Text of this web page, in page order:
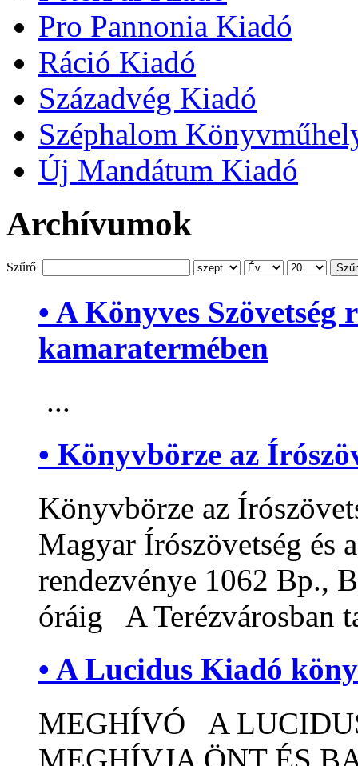
Pro Pannonia Kiadó
Ráció Kiadó
Századvég Kiadó
Széphalom
Új Mandátum Kiadó
Archívumok
Szűrő
• A Könyves
kamaratermében
...
• Könyvbörze az
Könyvbörze az
Magyar Írószövetség és
rendezvénye 1062 Bp.,
óráig A Terézvárosban
• A Lucidus Kiadó
MEGHÍVÓ A
MEGHÍVJA ÖNT ÉS